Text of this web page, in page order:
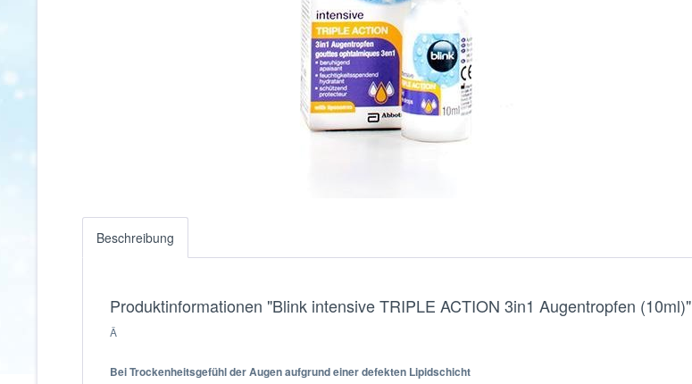
Beschreibung
Produktinformationen "Blink intensive TRIPLE ACTION 3in1 Augentropfen (10ml)"
Â
Bei Trockenheitsgefühl der Augen aufgrund einer defekten Lipidschicht